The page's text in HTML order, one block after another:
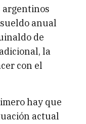
argentinos
anual
de
la
con el
hay que
actual